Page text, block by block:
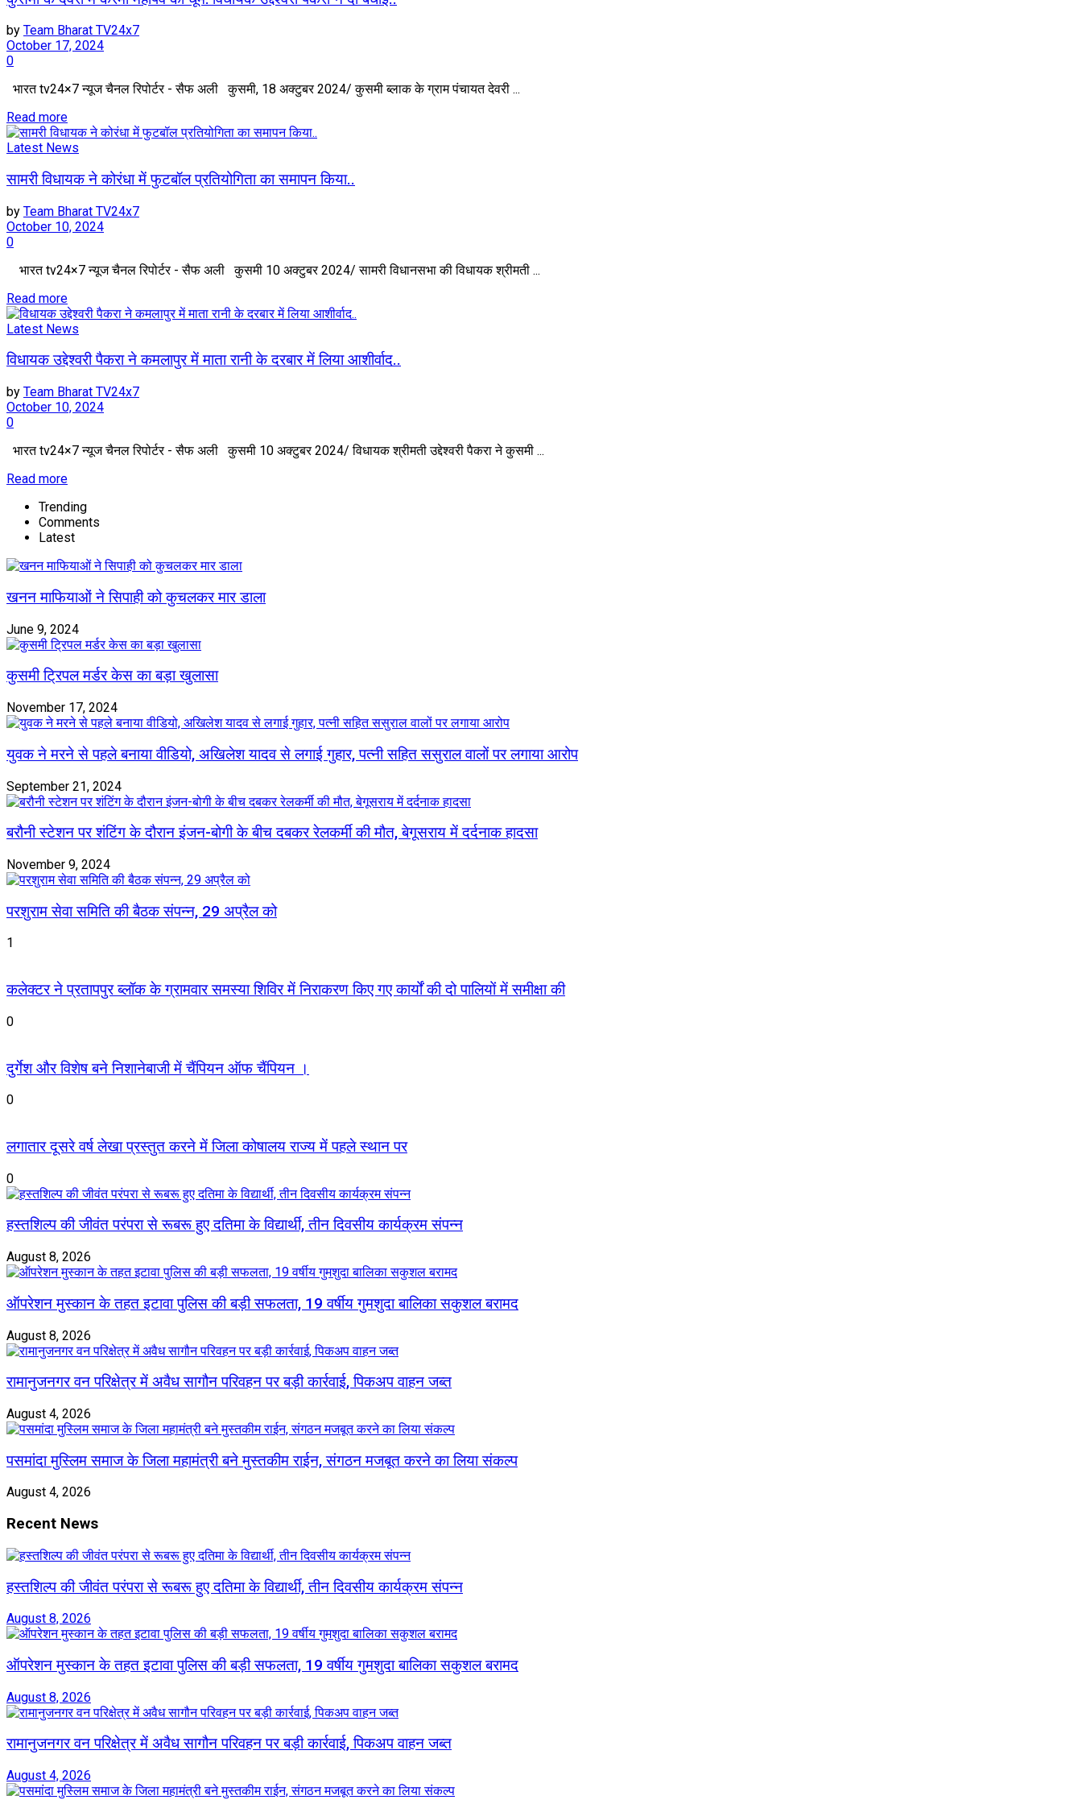
by Team Bharat TV24x7
October 17, 2024
0
भारत tv24×7 न्यूज चैनल रिपोर्टर - सैफ अली कुसमी, 18 अक्टुबर 2024/ कुसमी ब्लाक के ग्राम पंचायत देवरी ...
Read more
Latest News
सामरी विधायक ने कोरंधा में फुटबॉल प्रतियोगिता का समापन किया..
by Team Bharat TV24x7
October 10, 2024
0
भारत tv24×7 न्यूज चैनल रिपोर्टर - सैफ अली कुसमी 10 अक्टुबर 2024/ सामरी विधानसभा की विधायक श्रीमती ...
Read more
Latest News
विधायक उद्देश्वरी पैकरा ने कमलापुर में माता रानी के दरबार में लिया आशीर्वाद..
by Team Bharat TV24x7
October 10, 2024
0
भारत tv24×7 न्यूज चैनल रिपोर्टर - सैफ अली कुसमी 10 अक्टुबर 2024/ विधायक श्रीमती उद्देश्वरी पैकरा ने कुसमी ...
Read more
Trending
Comments
Latest
खनन माफियाओं ने सिपाही को कुचलकर मार डाला
June 9, 2024
कुसमी ट्रिपल मर्डर केस का बड़ा खुलासा
November 17, 2024
युवक ने मरने से पहले बनाया वीडियो, अखिलेश यादव से लगाई गुहार, पत्नी सहित ससुराल वालों पर लगाया आरोप
September 21, 2024
बरौनी स्टेशन पर शंटिंग के दौरान इंजन-बोगी के बीच दबकर रेलकर्मी की मौत, बेगूसराय में दर्दनाक हादसा
November 9, 2024
परशुराम सेवा समिति की बैठक संपन्न, 29 अप्रैल को
1
कलेक्टर ने प्रतापपुर ब्लॉक के ग्रामवार समस्या शिविर में निराकरण किए गए कार्यों की दो पालियों में समीक्षा की
0
दुर्गेश और विशेष बने निशानेबाजी में चैंपियन ऑफ चैंपियन ।
0
लगातार दूसरे वर्ष लेखा प्रस्तुत करने में जिला कोषालय राज्य में पहले स्थान पर
0
हस्तशिल्प की जीवंत परंपरा से रूबरू हुए दतिमा के विद्यार्थी, तीन दिवसीय कार्यक्रम संपन्न
August 8, 2026
ऑपरेशन मुस्कान के तहत इटावा पुलिस की बड़ी सफलता, 19 वर्षीय गुमशुदा बालिका सकुशल बरामद
August 8, 2026
रामानुजनगर वन परिक्षेत्र में अवैध सागौन परिवहन पर बड़ी कार्रवाई, पिकअप वाहन जब्त
August 4, 2026
पसमांदा मुस्लिम समाज के जिला महामंत्री बने मुस्तकीम राईन, संगठन मजबूत करने का लिया संकल्प
August 4, 2026
Recent News
हस्तशिल्प की जीवंत परंपरा से रूबरू हुए दतिमा के विद्यार्थी, तीन दिवसीय कार्यक्रम संपन्न
August 8, 2026
ऑपरेशन मुस्कान के तहत इटावा पुलिस की बड़ी सफलता, 19 वर्षीय गुमशुदा बालिका सकुशल बरामद
August 8, 2026
रामानुजनगर वन परिक्षेत्र में अवैध सागौन परिवहन पर बड़ी कार्रवाई, पिकअप वाहन जब्त
August 4, 2026